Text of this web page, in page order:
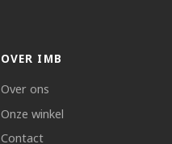
OVER IMB
Over ons
Onze winkel
Contact